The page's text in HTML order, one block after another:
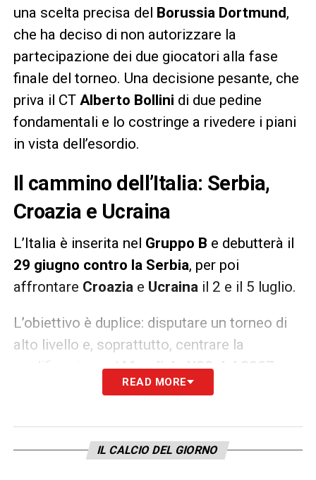
una scelta precisa del Borussia Dortmund,
che ha deciso di non autorizzare la
partecipazione dei due giocatori alla fase
finale del torneo. Una decisione pesante, che
priva il CT Alberto Bollini di due pedine
fondamentali e lo costringe a rivedere i piani
in vista dell’esordio.
Il cammino dell’Italia: Serbia,
Croazia e Ucraina
L’Italia è inserita nel Gruppo B e debutterà il
29 giugno contro la Serbia, per poi
affrontare Croazia e Ucraina il 2 e il 5 luglio.
L’obiettivo è duplice: disputare un torneo di
alto livello e, soprattutto, centrare la
qualificazione alMondiale U20 del 2027
che si giocherà tra Azerbaigian e Uzbekistan.
LA PLAYLIST DELLE NOSTRE TOP NEWS
READ MORE
IL CALCIO DEL GIORNO